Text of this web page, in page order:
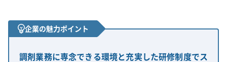
企業の魅力ポイント
調剤業務に専念できる環境と充実した研修制度でス